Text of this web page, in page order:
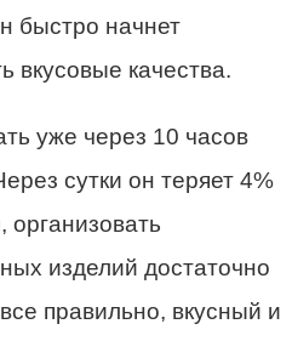
быстро начнет
вкусовые качества.
уже через 10 часов
сутки он теряет 4%
изделий достаточно
правильно, вкусный и